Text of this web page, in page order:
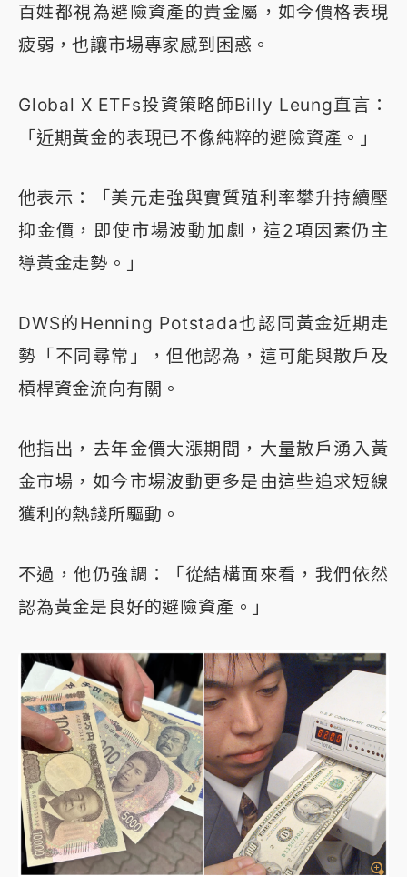
百姓都視為避險資產的貴金屬，如今價格表現
疲弱，也讓市場專家感到困惑。
Global X ETFs投資策略師Billy Leung直言：
「近期黃金的表現已不像純粹的避險資產。」
他表示：「美元走強與實質殖利率攀升持續壓
抑金價，即使市場波動加劇，這2項因素仍主
導黃金走勢。」
DWS的Henning Potstada也認同黃金近期走
勢「不同尋常」，但他認為，這可能與散戶及
槓桿資金流向有關。
他指出，去年金價大漲期間，大量散戶湧入黃
金市場，如今市場波動更多是由這些追求短線
獲利的熱錢所驅動。
不過，他仍強調：「從結構面來看，我們依然
認為黃金是良好的避險資產。」